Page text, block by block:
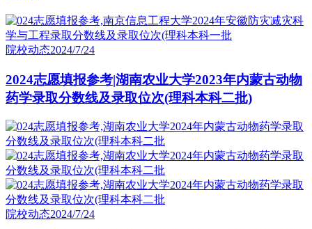
院校动态2024/7/24
2024志愿填报参考|湖南农业大学2023年内蒙古动物
药学录取分数线及录取位次(理科本科二批)
院校动态2024/7/24